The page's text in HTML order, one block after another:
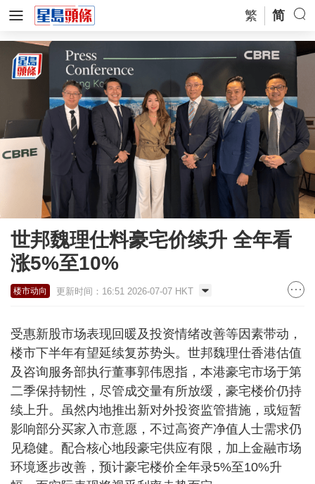
繁 简
世邦魏理仕料豪宅价续升 全年看
涨5%至10%
楼市动向 更新时间：16:51 2026-07-07 HKT
受惠新股市场表现回暖及投资情绪改善等因素带动，
楼市下半年有望延续复苏势头。世邦魏理仕香港估值
及咨询服务部执行董事郭伟恩指，本港豪宅市场于第
二季保持韧性，尽管成交量有所放缓，豪宅楼价仍持
续上升。虽然内地推出新对外投资监管措施，或短暂
影响部分买家入市意愿，不过高资产净值人士需求仍
见稳健。配合核心地段豪宅供应有限，加上金融市场
环境逐步改善，预计豪宅楼价全年录5%至10%升